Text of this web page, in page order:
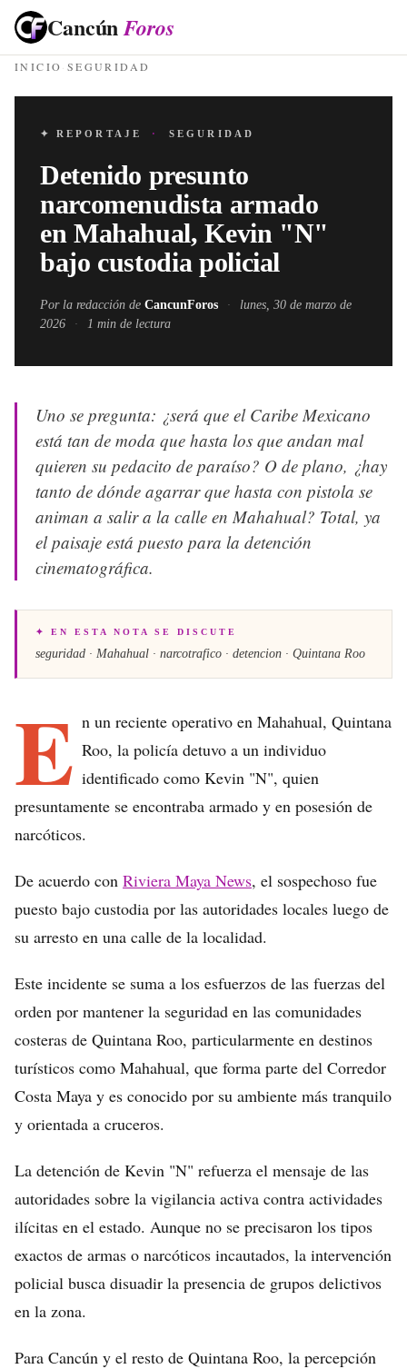
CancúnForos
INICIO· SEGURIDAD
✦ REPORTAJE · SEGURIDAD
Detenido presunto
narcomenudista armado
en Mahahual, Kevin "N"
bajo custodia policial
Por la redacción de CancunForos ·
lunes, 30 de marzo de
2026
· 1 min de lectura
Uno se pregunta: ¿será que el Caribe Mexicano
está tan de moda que hasta los que andan mal
quieren su pedacito de paraíso? O de plano, ¿hay
tanto de dónde agarrar que hasta con pistola se
animan a salir a la calle en Mahahual? Total, ya
el paisaje está puesto para la detención
cinematográfica.
✦ EN ESTA NOTA SE DISCUTE
seguridad · Mahahual · narcotrafico · detencion · Quintana Roo
E n un reciente operativo en Mahahual, Quintana
Roo, la policía detuvo a un individuo
identificado como Kevin "N", quien
presuntamente se encontraba armado y en posesión de
narcóticos.
De acuerdo con Riviera Maya News, el sospechoso fue
puesto bajo custodia por las autoridades locales luego de
su arresto en una calle de la localidad.
Este incidente se suma a los esfuerzos de las fuerzas del
orden por mantener la seguridad en las comunidades
costeras de Quintana Roo, particularmente en destinos
turísticos como Mahahual, que forma parte del Corredor
Costa Maya y es conocido por su ambiente más tranquilo
y orientada a cruceros.
La detención de Kevin "N" refuerza el mensaje de las
autoridades sobre la vigilancia activa contra actividades
ilícitas en el estado. Aunque no se precisaron los tipos
exactos de armas o narcóticos incautados, la intervención
policial busca disuadir la presencia de grupos delictivos
en la zona.
Para Cancún y el resto de Quintana Roo, la percepción